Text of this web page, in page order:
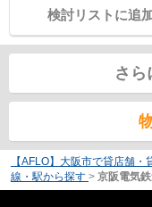
検討リストに追
さら
【AFLO】大阪市で貸店舗
線・駅から探す > 京阪電気